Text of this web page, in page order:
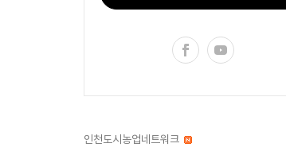
인천도시농업네트워크